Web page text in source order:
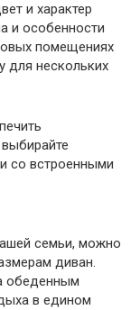
и характер
и особенности
помещениях
для нескольких
со встроенными
семьи, можно
диван.
обеденным
в едином